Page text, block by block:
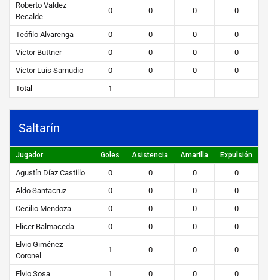
Roberto Valdez
Recalde
0 0 0 0
Teófilo Alvarenga 0 0 0
0
Victor Buttner
0 0 0
0
Victor Luis Samudio
0 0 0
0
Total
1
Saltarín
Jugador Goles Asistencia Amarilla Expulsión
Agustín Díaz Castillo 0 0 0
0
Aldo Santacruz
0 0 0
0
Cecilio Mendoza
0 0 0
0
Elicer Balmaceda
0 0 0
0
Elvio Giménez
Coronel
1 0 0 0
Elvio Sosa 1 0 0
0